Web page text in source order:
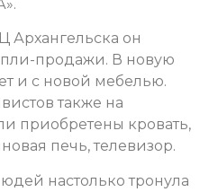
он
продажи. В новую
и с новой мебелью.
также на
приобретены кровать,
печь, телевизор.
настолько тронула